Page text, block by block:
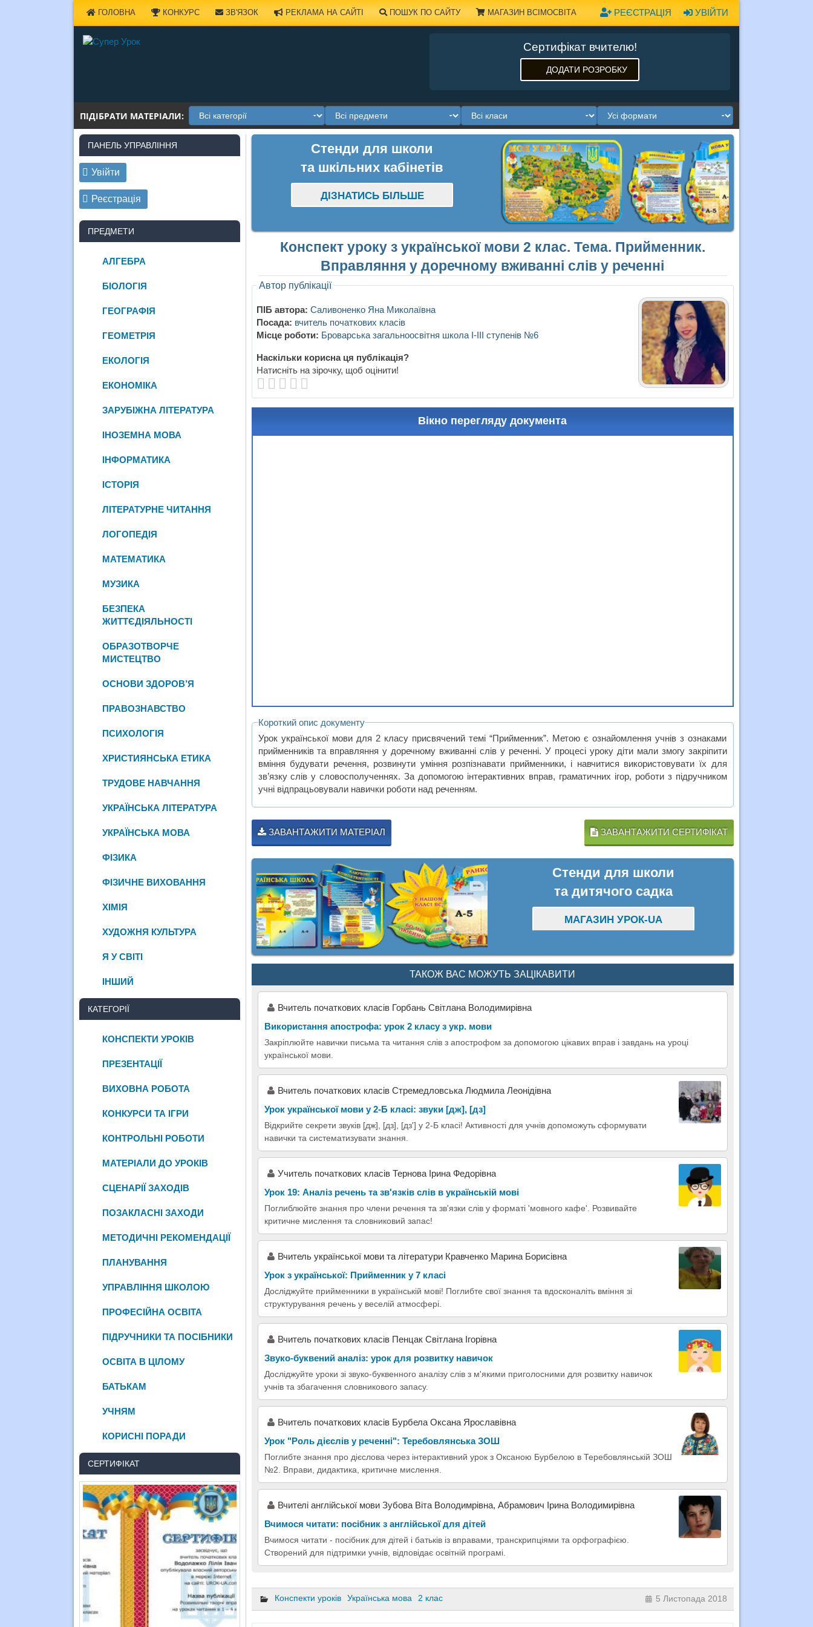
УВІЙТИ
РЕЄСТРАЦІЯ
ГОЛОВНА КОНКУРС ЗВ'ЯЗОК РЕКЛАМА НА САЙТІ ПОШУК ПО САЙТУ МАГАЗИН ВСІМОСВІТА
Сертифікат вчителю!
ДОДАТИ РОЗРОБКУ
ПІДІБРАТИ МАТЕРІАЛИ:
Стенди для школи
та шкільних кабінетів
ДІЗНАТИСЬ БІЛЬШЕ
Конспект уроку з української мови 2 клас. Тема. Прийменник.
Вправляння у доречному вживанні слів у реченні
Автор публікації
ПІБ автора: Саливоненко Яна Миколаївна
Посада: вчитель початкових класів
Місце роботи: Броварська загальноосвітня школа I-III ступенів №6
Наскільки корисна ця публікація?
Натисніть на зірочку, щоб оцінити!
Вікно перегляду документа
Короткий опис документу
Урок української мови для 2 класу присвячений темі “Прийменник”. Метою є ознайомлення учнів з ознаками
прийменників та вправляння у доречному вживанні слів у реченні. У процесі уроку діти мали змогу закріпити
вміння будувати речення, розвинути уміння розпізнавати прийменники, і навчитися використовувати їх для
зв’язку слів у словосполученнях. За допомогою інтерактивних вправ, граматичних ігор, роботи з підручником
учні відпрацьовували навички роботи над реченням.
ЗАВАНТАЖИТИ МАТЕРІАЛ ЗАВАНТАЖИТИ СЕРТИФІКАТ
Стенди для школи
та дитячого садка
МАГАЗИН УРОК-UA
ТАКОЖ ВАС МОЖУТЬ ЗАЦІКАВИТИ
Вчитель початкових класів Горбань Світлана Володимирівна
Використання апострофа: урок 2 класу з укр. мови
Закріплюйте навички письма та читання слів з апострофом за допомогою цікавих вправ і завдань на уроці
української мови.
Вчитель початкових класів Cтремедловська Людмила Леонідівна
Урок української мови у 2-Б класі: звуки [дж], [дз]
Відкрийте секрети звуків [дж], [дз], [дз'] у 2-Б класі! Активності для учнів допоможуть сформувати
навички та систематизувати знання.
Учитель початкових класів Тернова Ірина Федорівна
Урок 19: Аналіз речень та зв'язків слів в українській мові
Поглиблюйте знання про члени речення та зв'язки слів у форматі 'мовного кафе'. Розвивайте
критичне мислення та словниковий запас!
Вчитель української мови та літератури Кравченко Марина Борисівна
Урок з української: Прийменник у 7 класі
Досліджуйте прийменники в українській мові! Поглибте свої знання та вдосконаліть вміння зі
структурування речень у веселій атмосфері.
Вчитель початкових класів Пенцак Світлана Ігорівна
Звуко-буквений аналіз: урок для розвитку навичок
Досліджуйте уроки зі звуко-буквенного аналізу слів з м'якими приголосними для розвитку навичок
учнів та збагачення словникового запасу.
Вчитель початкових класів Бурбела Оксана Ярославівна
Урок "Роль дієслів у реченні": Теребовлянська ЗОШ
Поглибте знання про дієслова через інтерактивний урок з Оксаною Бурбелою в Теребовлянській ЗОШ
№2. Вправи, дидактика, критичне мислення.
Вчителі англійської мови Зубова Віта Володимрівна, Абрамович Ірина Володимирівна
Вчимося читати: посібник з англійської для дітей
Вчимося читати - посібник для дітей і батьків із вправами, транскрипціями та орфографією.
Створений для підтримки учнів, відповідає освітній програмі.
Конспекти уроків Українська мова 2 клас 5 Листопада 2018
ПАНЕЛЬ УПРАВЛІННЯ
Увійти
Реєстрація
ПРЕДМЕТИ
АЛГЕБРА
БІОЛОГІЯ
ГЕОГРАФІЯ
ГЕОМЕТРІЯ
ЕКОЛОГІЯ
ЕКОНОМІКА
ЗАРУБІЖНА ЛІТЕРАТУРА
ІНОЗЕМНА МОВА
ІНФОРМАТИКА
ІСТОРІЯ
ЛІТЕРАТУРНЕ ЧИТАННЯ
ЛОГОПЕДІЯ
МАТЕМАТИКА
МУЗИКА
БЕЗПЕКА
ЖИТТЄДІЯЛЬНОСТІ
ОБРАЗОТВОРЧЕ
МИСТЕЦТВО
ОСНОВИ ЗДОРОВ’Я
ПРАВОЗНАВСТВО
ПСИХОЛОГІЯ
ХРИСТИЯНСЬКА ЕТИКА
ТРУДОВЕ НАВЧАННЯ
УКРАЇНСЬКА ЛІТЕРАТУРА
УКРАЇНСЬКА МОВА
ФІЗИКА
ФІЗИЧНЕ ВИХОВАННЯ
ХІМІЯ
ХУДОЖНЯ КУЛЬТУРА
Я У СВІТІ
ІНШИЙ
КАТЕГОРІЇ
КОНСПЕКТИ УРОКІВ
ПРЕЗЕНТАЦІЇ
ВИХОВНА РОБОТА
КОНКУРСИ ТА ІГРИ
КОНТРОЛЬНІ РОБОТИ
МАТЕРІАЛИ ДО УРОКІВ
СЦЕНАРІЇ ЗАХОДІВ
ПОЗАКЛАСНІ ЗАХОДИ
МЕТОДИЧНІ РЕКОМЕНДАЦІЇ
ПЛАНУВАННЯ
УПРАВЛІННЯ ШКОЛОЮ
ПРОФЕСІЙНА ОСВІТА
ПІДРУЧНИКИ ТА ПОСІБНИКИ
ОСВІТА В ЦІЛОМУ
БАТЬКАМ
УЧНЯМ
КОРИСНІ ПОРАДИ
СЕРТИФІКАТ